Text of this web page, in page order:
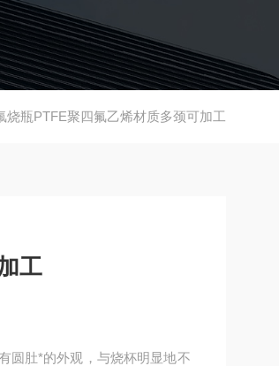
烧瓶PTFE聚四氟乙烯材质多颈可加工
工
圆肚*的外观，与烧杯明显地不